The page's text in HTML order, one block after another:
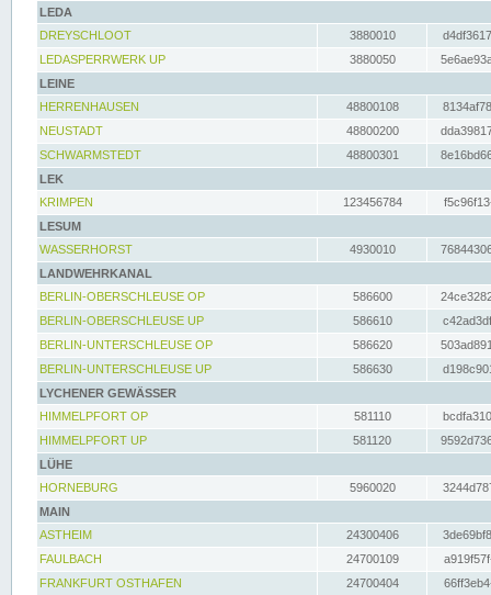
LEDA
DREYSCHLOOT
3880010
LEDASPERRWERK UP
3880050
LEINE
HERRENHAUSEN
48800108
NEUSTADT
48800200
SCHWARMSTEDT
48800301
LEK
KRIMPEN
123456784
LESUM
WASSERHORST
4930010
LANDWEHRKANAL
BERLIN-OBERSCHLEUSE OP
586600
BERLIN-OBERSCHLEUSE UP
586610
BERLIN-UNTERSCHLEUSE OP
586620
BERLIN-UNTERSCHLEUSE UP
586630
LYCHENER GEWÄSSER
HIMMELPFORT OP
581110
HIMMELPFORT UP
581120
LÜHE
HORNEBURG
5960020
MAIN
ASTHEIM
24300406
FAULBACH
24700109
FRANKFURT OSTHAFEN
24700404